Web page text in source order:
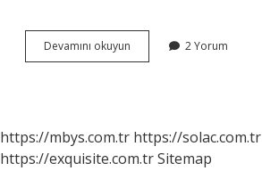
Devamını okuyun
Hayatımızda
2 Yorum
https://mbys.com.tr https://solac.com.tr
https://exquisite.com.trSitemap